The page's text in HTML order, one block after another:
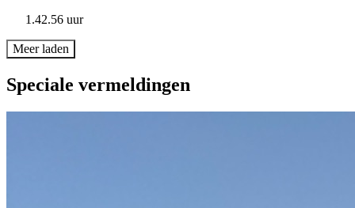
1.42.56 uur
Meer laden
Speciale vermeldingen